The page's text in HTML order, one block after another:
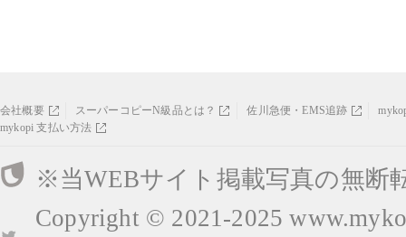
会社概要 スーパーコピーN級品とは？ 佐川急便・EMS追跡
mykopi 支払い方法
※当WEBサイト掲載写真の無断
Copyright © 2021-2025